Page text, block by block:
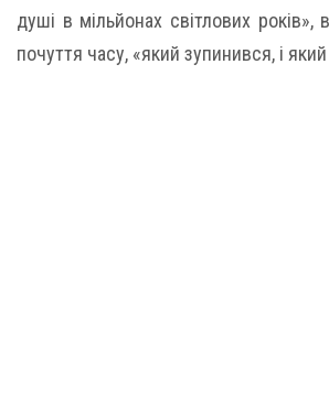
душі в мільйонах світлових років»,
почуття часу, «який зупинився, і